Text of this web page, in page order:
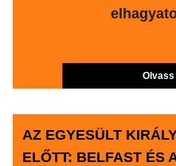
Olvass
AZ EGYESÜLT
ELŐTT: BELFAST ÉS